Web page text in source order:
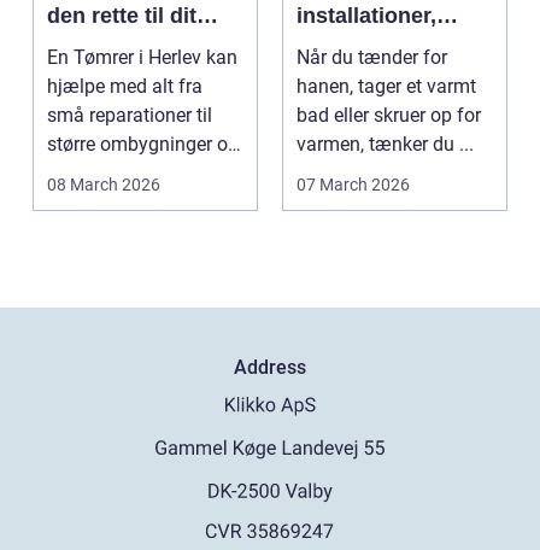
den rette til dit
projekt
En Tømrer i Herlev kan
hjælpe med alt fra
små reparationer til
større ombygninger og
tilbygninger. N...
08 March 2026
installationer,
komfort og
energiforbrug
Når du tænder for
hanen, tager et varmt
bad eller skruer op for
varmen, tænker du ...
07 March 2026
Address